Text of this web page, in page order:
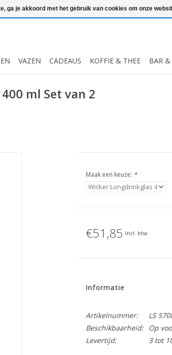
VAZEN CADEAUS KOFFIE & THEE BAR &
ml Set van 2
Maak een keuze: *
€51,85 Incl. btw
Informatie
Artikelnummer:
LS
Beschikbaarheid:
Op
Levertijd:
3 tot
ga je akkoord met het gebruik van cookies om onze